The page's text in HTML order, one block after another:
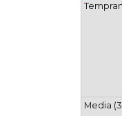
Media